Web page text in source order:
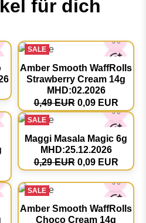
für dich
SALE
Amber Smooth WaffRolls
Strawberry Cream 14g
MHD:02.2026
0,49 EUR 0,09 EUR
SALE
Maggi Masala Magic 6g
MHD:25.12.2026
0,29 EUR 0,09 EUR
SALE
Amber Smooth WaffRolls
Choco Cream 14g